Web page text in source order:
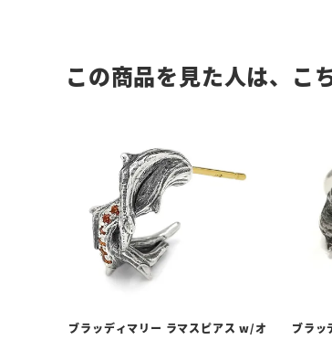
この商品を見た人は、こ
ブラッディマリー ラマスピアス w/オ
ブラッ